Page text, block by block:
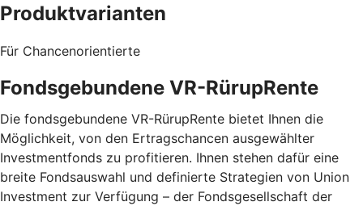
Produktvarianten
Für Chancenorientierte
Fondsgebundene VR-RürupRente
Die fondsgebundene VR-RürupRente bietet Ihnen die
Möglichkeit, von den Ertragschancen ausgewählter
Investmentfonds zu profitieren. Ihnen stehen dafür eine
breite Fondsauswahl und definierte Strategien von Union
Investment zur Verfügung – der Fondsgesellschaft der